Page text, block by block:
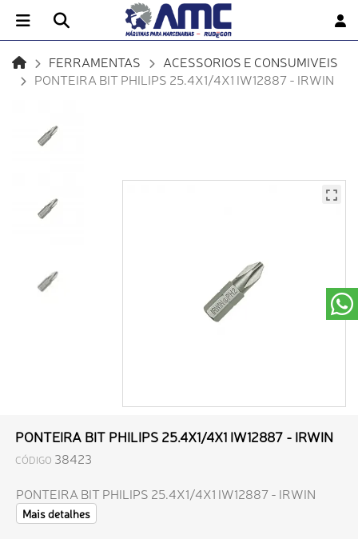
FERRAMENTAS
ACESSORIOS E CONSUMIVEIS
PONTEIRA BIT PHILIPS 25.4X1/4X1 IW12887 - IRWIN
PONTEIRA BIT PHILIPS 25.4X1/4X1 IW12887 - IRWIN
CÓDIGO 38423
PONTEIRA BIT PHILIPS 25.4X1/4X1 IW12887 - IRWIN
Mais detalhes